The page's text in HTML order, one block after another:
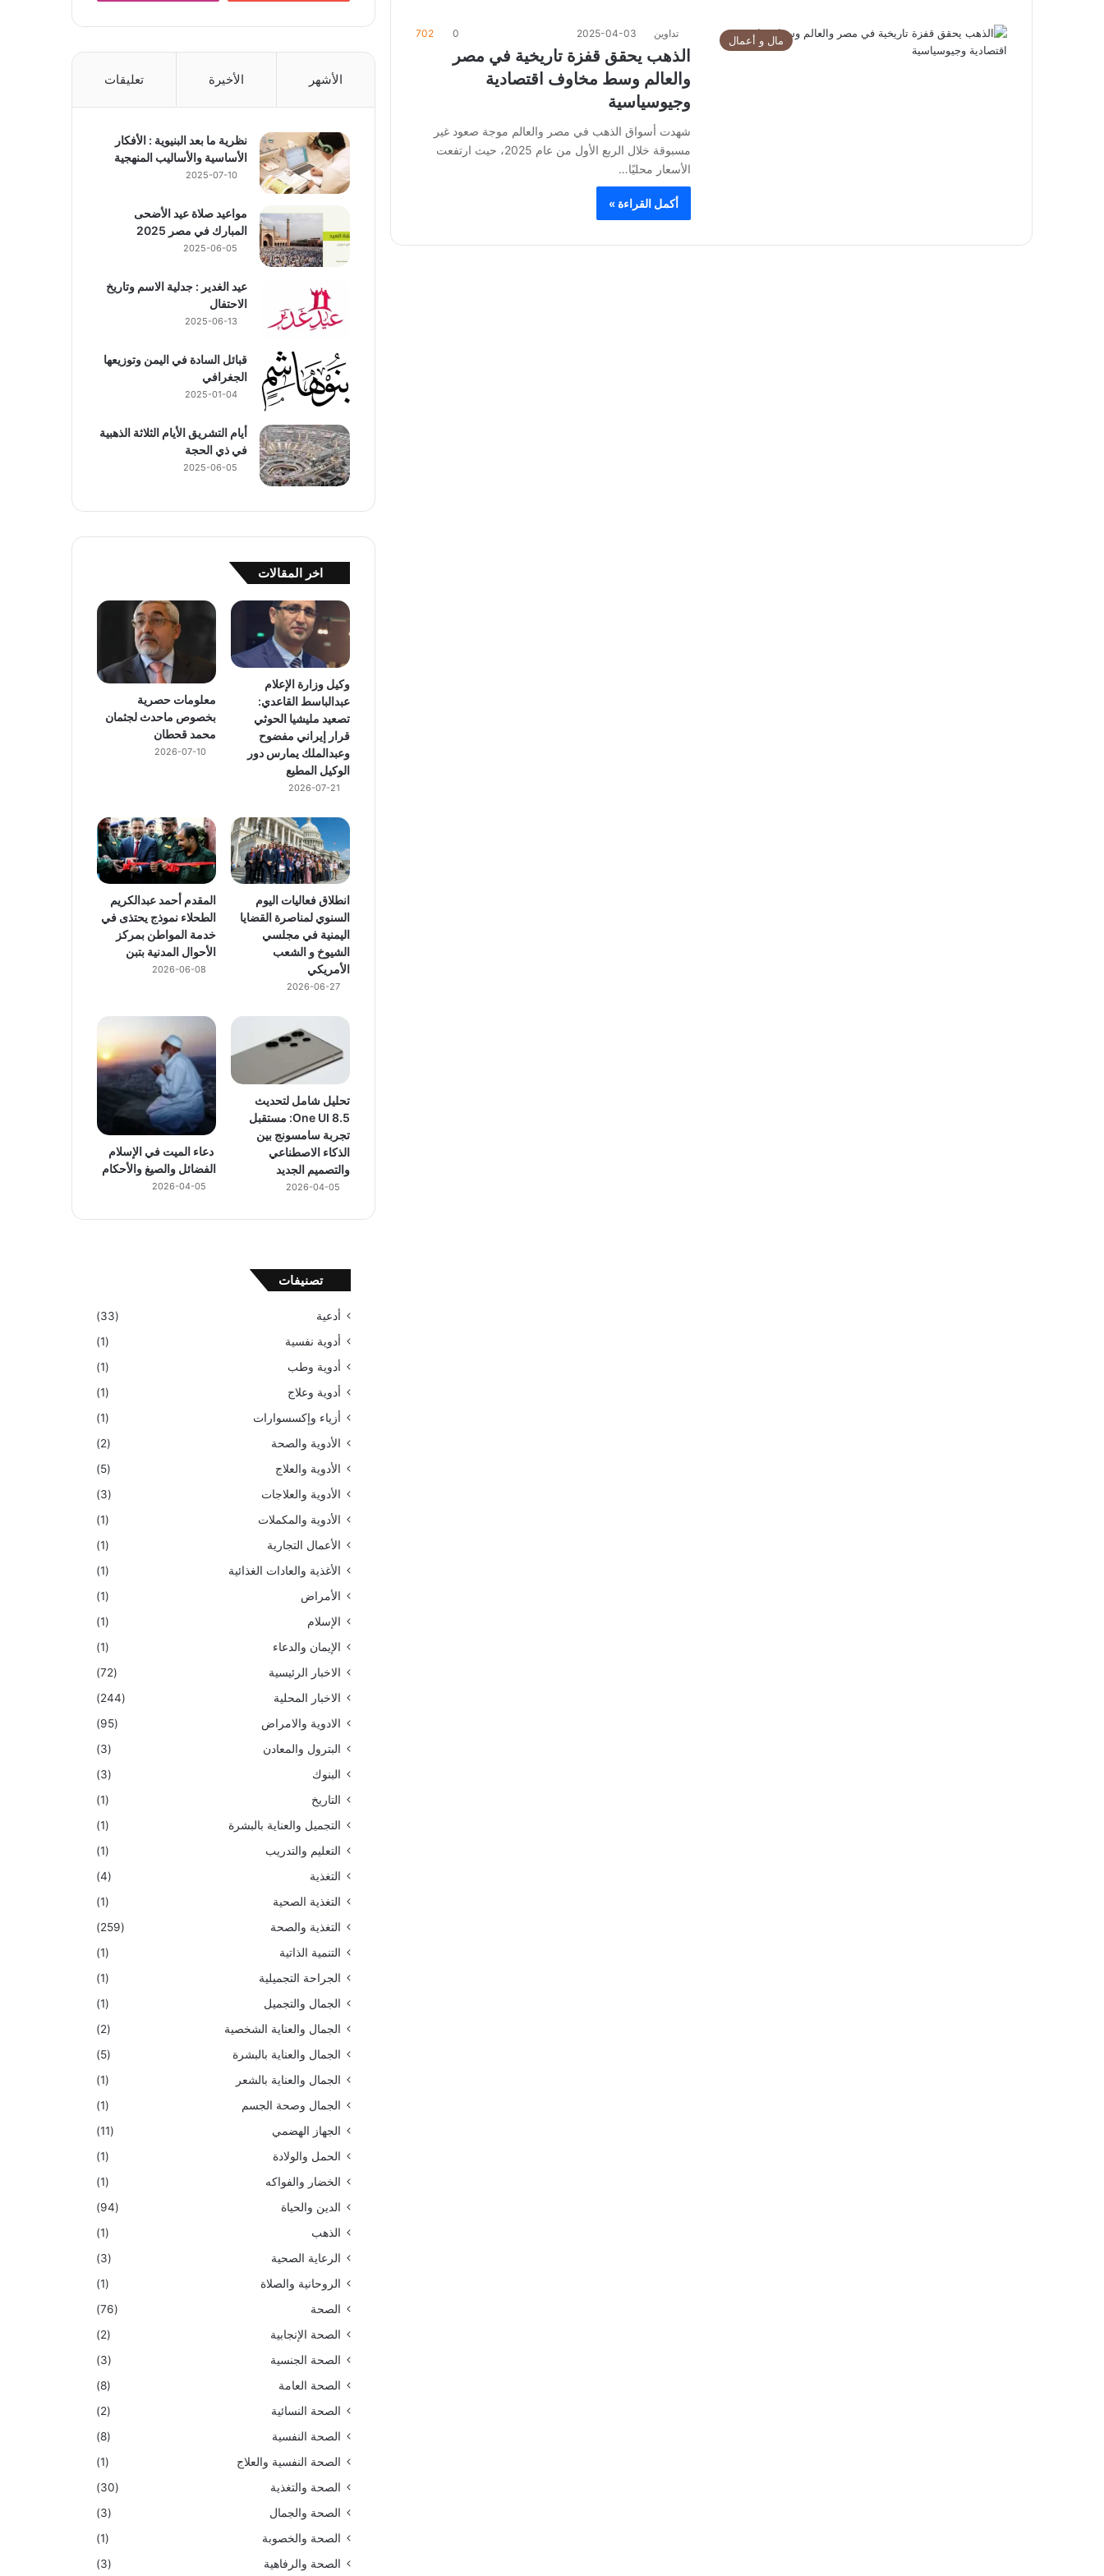
مال و أعمال
تداوين 2025-04-03
0
702
الذهب يحقق قفزة تاريخية في مصر
والعالم وسط مخاوف اقتصادية
وجيوسياسية
شهدت أسواق الذهب في مصر والعالم موجة صعود غير
مسبوقة خلال الربع الأول من عام 2025، حيث ارتفعت
الأسعار محليًا…
أكمل القراءة »
الأشهر الأخيرة تعليقات
نظرية ما بعد البنيوية : الأفكار
الأساسية والأساليب المنهجية
2025-07-10
مواعيد صلاة عيد الأضحى
المبارك في مصر 2025
2025-06-05
عيد الغدير : جدلية الاسم وتاريخ
الاحتفال
2025-06-13
قبائل السادة في اليمن وتوزيعها
الجغرافي
2025-01-04
أيام التشريق الأيام الثلاثة الذهبية
في ذي الحجة
2025-06-05
اخر المقالات
وكيل وزارة الإعلام
عبدالباسط القاعدي:
تصعيد مليشيا الحوثي
قرار إيراني مفضوح
وعبدالملك يمارس دور
الوكيل المطيع
2026-07-21
معلومات حصرية
بخصوص ماحدث لجثمان
محمد قحطان
2026-07-10
انطلاق فعاليات اليوم
السنوي لمناصرة القضايا
اليمنية في مجلسي
الشيوخ و الشعب
الأمريكي
2026-06-27
المقدم أحمد عبدالكريم
الطحلاء نموذج يحتذى في
خدمة المواطن بمركز
الأحوال المدنية بتبن
2026-06-08
تحليل شامل لتحديث
One UI 8.5: مستقبل
تجربة سامسونج بين
الذكاء الاصطناعي
والتصميم الجديد
2026-04-05
دعاء الميت في الإسلام
الفضائل والصيغ والأحكام
2026-04-05
تصنيفات
أدعية
(33)
أدوية نفسية
(1)
أدوية وطب
(1)
أدوية وعلاج
(1)
أزياء وإكسسوارات
(1)
الأدوية والصحة
(2)
الأدوية والعلاج
(5)
الأدوية والعلاجات
(3)
الأدوية والمكملات
(1)
الأعمال التجارية
(1)
الأغذية والعادات الغذائية
(1)
الأمراض
(1)
الإسلام
(1)
الإيمان والدعاء
(1)
الاخبار الرئيسية
(72)
الاخبار المحلية
(244)
الادوية والامراض
(95)
البترول والمعادن
(3)
البنوك
(3)
التاريخ
(1)
التجميل والعناية بالبشرة
(1)
التعليم والتدريب
(1)
التغذية
(4)
التغذية الصحية
(1)
التغذية والصحة
(259)
التنمية الذاتية
(1)
الجراحة التجميلية
(1)
الجمال والتجميل
(1)
الجمال والعناية الشخصية
(2)
الجمال والعناية بالبشرة
(5)
الجمال والعناية بالشعر
(1)
الجمال وصحة الجسم
(1)
الجهاز الهضمي
(11)
الحمل والولادة
(1)
الخضار والفواكه
(1)
الدين والحياة
(94)
الذهب
(1)
الرعاية الصحية
(3)
الروحانية والصلاة
(1)
الصحة
(76)
الصحة الإنجابية
(2)
الصحة الجنسية
(3)
الصحة العامة
(8)
الصحة النسائية
(2)
الصحة النفسية
(8)
الصحة النفسية والعلاج
(1)
الصحة والتغذية
(30)
الصحة والجمال
(3)
الصحة والخصوبة
(1)
الصحة والرفاهية
(3)